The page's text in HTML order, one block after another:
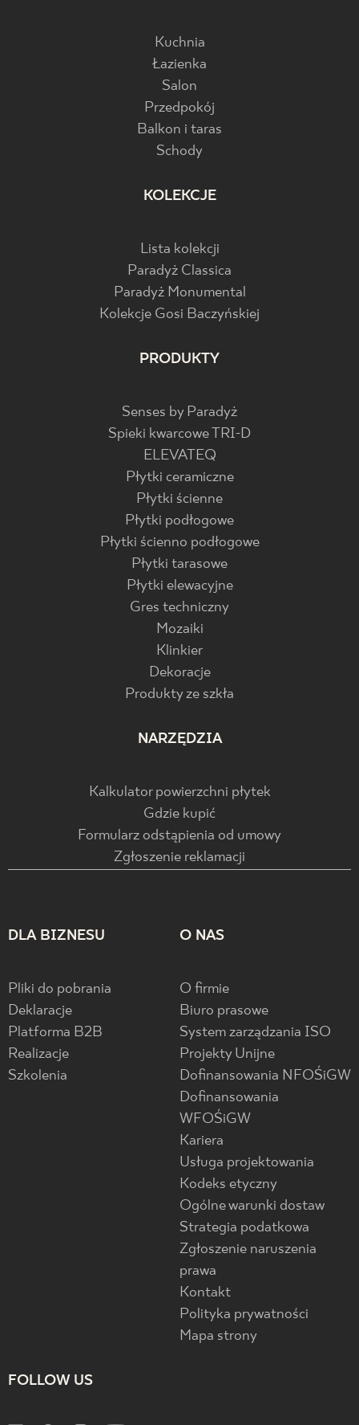
Kuchnia
Łazienka
Salon
Przedpokój
Balkon i taras
Schody
KOLEKCJE
Lista kolekcji
Paradyż Classica
Paradyż Monumental
Kolekcje Gosi Baczyńskiej
PRODUKTY
Senses by Paradyż
Spieki kwarcowe TRI-D
ELEVATEQ
Płytki ceramiczne
Płytki ścienne
Płytki podłogowe
Płytki ścienno podłogowe
Płytki tarasowe
Płytki elewacyjne
Gres techniczny
Mozaiki
Klinkier
Dekoracje
Produkty ze szkła
NARZĘDZIA
Kalkulator powierzchni płytek
Gdzie kupić
Formularz odstąpienia od umowy
Zgłoszenie reklamacji
DLA BIZNESU
Pliki do pobrania
Deklaracje
Platforma B2B
Realizacje
Szkolenia
O NAS
O firmie
Biuro prasowe
System zarządzania ISO
Projekty Unijne
Dofinansowania NFOŚiGW
Dofinansowania
WFOŚiGW
Kariera
Usługa projektowania
Kodeks etyczny
Ogólne warunki dostaw
Strategia podatkowa
Zgłoszenie naruszenia
prawa
Kontakt
Polityka prywatności
Mapa strony
FOLLOW US